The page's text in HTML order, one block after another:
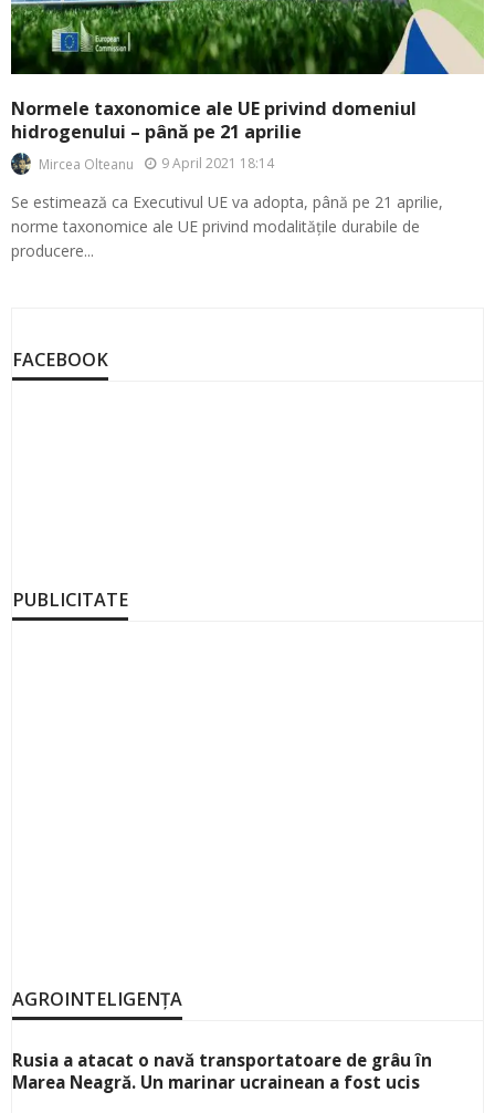
Normele taxonomice ale UE privind domeniul
hidrogenului – până pe 21 aprilie
Mircea Olteanu 9 April 2021 18:14
Se estimează ca Executivul UE va adopta, până pe 21 aprilie,
norme taxonomice ale UE privind modalitățile durabile de
producere...
FACEBOOK
PUBLICITATE
AGROINTELIGENȚA
Rusia a atacat o navă transportatoare de grâu în
Marea Neagră. Un marinar ucrainean a fost ucis